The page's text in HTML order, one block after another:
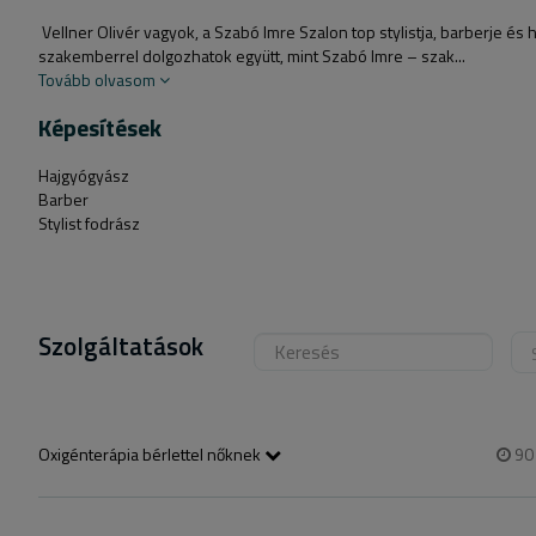
Vellner Olivér vagyok, a Szabó Imre Szalon top stylistja, barberje
szakemberrel dolgozhatok együtt, mint Szabó Imre – szak...
Tovább olvasom
Képesítések
Hajgyógyász
Barber
Stylist fodrász
Szolgáltatások
Oxigénterápia bérlettel nőknek